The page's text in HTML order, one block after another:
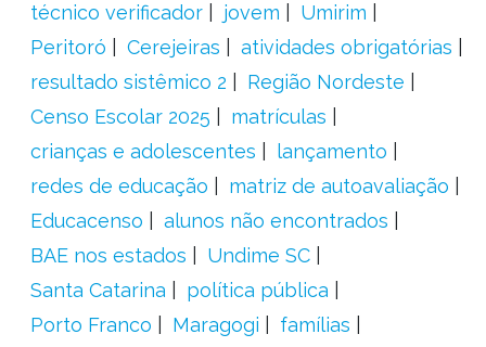
técnico verificador
jovem
Umirim
Peritoró
Cerejeiras
atividades obrigatórias
resultado sistêmico 2
Região Nordeste
Censo Escolar 2025
matrículas
crianças e adolescentes
lançamento
redes de educação
matriz de autoavaliação
Educacenso
alunos não encontrados
BAE nos estados
Undime SC
Santa Catarina
política pública
Porto Franco
Maragogi
famílias